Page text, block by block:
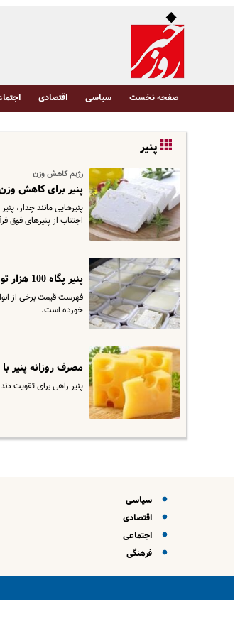
صفحه نخست سیاسی اقتصادی
پنیر
رژیم کاهش وزن
پنیر برای کاهش
پنیرهایی مانند چدار،
اجتناب از پنیرهای فوق
پنیر پگاه 100 هزار تومان شد!
خورده است.
مصرف روزانه پنیر
پنیر راهی برای تقویت
سیاسی
اقتصادی
اجتماعی
فرهنگی